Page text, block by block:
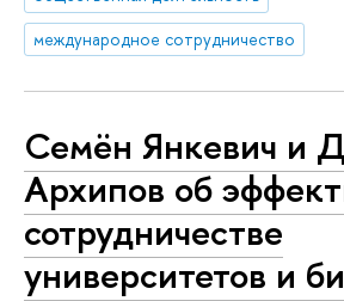
международное сотрудничество
Семён Янкевич и
Архипов об
сотрудничестве
университетов и